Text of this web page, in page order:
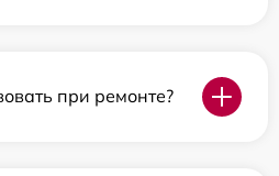
при ремонте?